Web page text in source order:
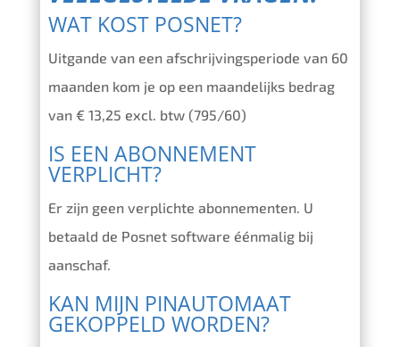
WAT KOST POSNET?
Uitgande van een afschrijvingsperiode van 60
maanden kom je op een maandelijks bedrag
van € 13,25 excl. btw (795/60)
IS EEN ABONNEMENT
VERPLICHT?
Er zijn geen verplichte abonnementen. U
betaald de Posnet software éénmalig bij
aanschaf.
KAN MIJN PINAUTOMAAT
GEKOPPELD WORDEN?